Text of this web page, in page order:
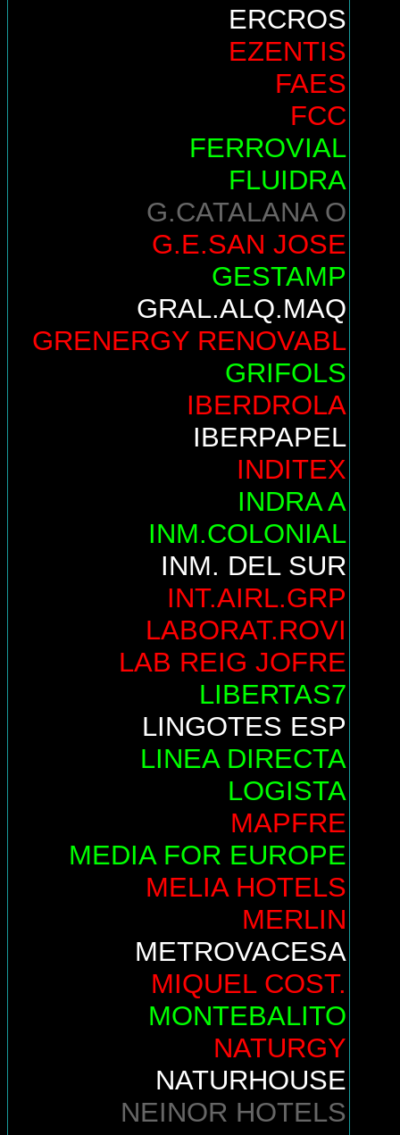
ERCROS
EZENTIS
FAES
FCC
FERROVIAL
FLUIDRA
G.CATALANA O
G.E.SAN JOSE
GESTAMP
GRAL.ALQ.MAQ
GRENERGY RENOVABL
GRIFOLS
IBERDROLA
IBERPAPEL
INDITEX
INDRA A
INM.COLONIAL
INM. DEL SUR
INT.AIRL.GRP
LABORAT.ROVI
LAB REIG JOFRE
LIBERTAS7
LINGOTES ESP
LINEA DIRECTA
LOGISTA
MAPFRE
MEDIA FOR EUROPE
MELIA HOTELS
MERLIN
METROVACESA
MIQUEL COST.
MONTEBALITO
NATURGY
NATURHOUSE
NEINOR HOTELS